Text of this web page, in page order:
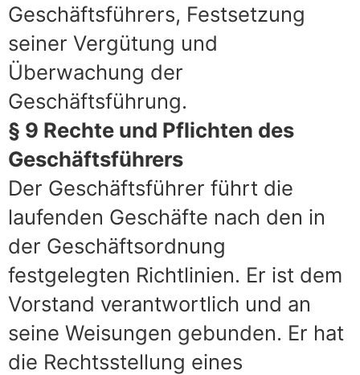
Geschäftsführers, Festsetzung
seiner Vergütung und
Überwachung der
Geschäftsführung.
§ 9 Rechte und Pflichten des
Geschäftsführers
Der Geschäftsführer führt die
laufenden Geschäfte nach den in
der Geschäftsordnung
festgelegten Richtlinien. Er ist dem
Vorstand verantwortlich und an
seine Weisungen gebunden. Er hat
die Rechtsstellung eines